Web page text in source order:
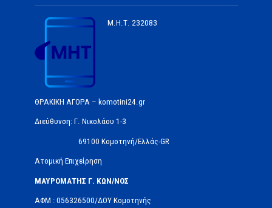
Μ.Η.Τ. 232083
ΘΡΑΚΙΚΗ ΑΓΟΡΑ – komotini24.gr
Διεύθυνση: Γ. Νικολάου 1-3
69100 Κομοτηνή/Ελλάς-GR
Ατομική Επιχείρηση
ΜΑΥΡΟΜΑΤΗΣ Γ. ΚΩΝ/ΝΟΣ
ΑΦΜ : 056326500/ΔOΥ Κομοτηνής